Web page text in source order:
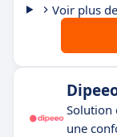
Voir plus
Solution
une